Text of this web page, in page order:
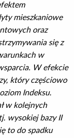
mieszkaniowe
oraz
się z
w
W efekcie
który częściowo
Indeksu.
w kolejnych
wysokiej bazy II
to do spadku